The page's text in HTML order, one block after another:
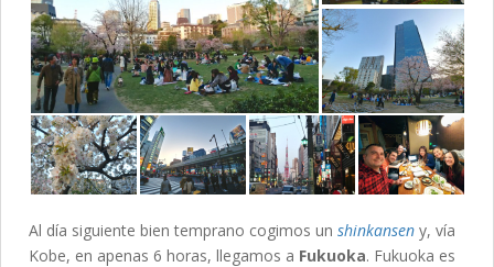
Al día siguiente bien temprano cogimos un shinkansen y, vía
Kobe, en apenas 6 horas, llegamos a Fukuoka. Fukuoka es